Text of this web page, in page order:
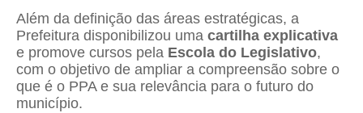
Além da definição das áreas estratégicas, a
Prefeitura disponibilizou uma cartilha explicativa
e promove cursos pela Escola do Legislativo,
com o objetivo de ampliar a compreensão sobre o
que é o PPA e sua relevância para o futuro do
município.